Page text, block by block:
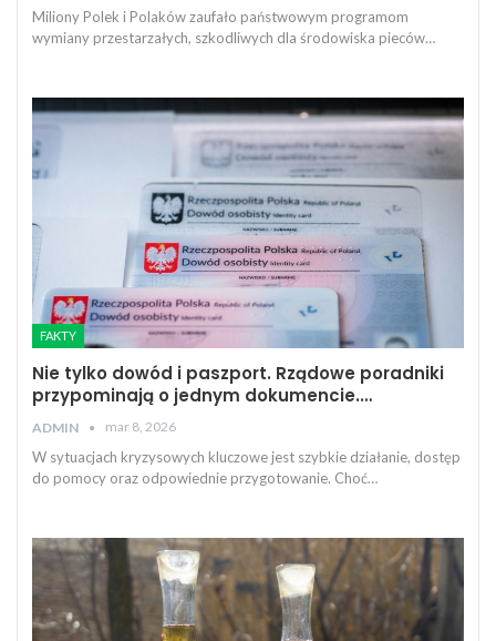
Miliony Polek i Polaków zaufało państwowym programom
wymiany przestarzałych, szkodliwych dla środowiska pieców…
FAKTY
Nie tylko dowód i paszport. Rządowe poradniki
przypominają o jednym dokumencie.…
ADMIN mar 8, 2026
W sytuacjach kryzysowych kluczowe jest szybkie działanie, dostęp
do pomocy oraz odpowiednie przygotowanie. Choć…